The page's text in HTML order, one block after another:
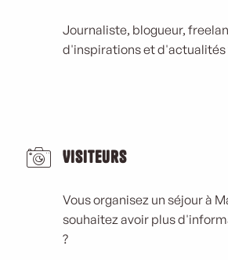
Journaliste, blogueur,
d'inspirations et d'actualités
Visiteurs
Vous organisez un séjour à
souhaitez avoir plus
?